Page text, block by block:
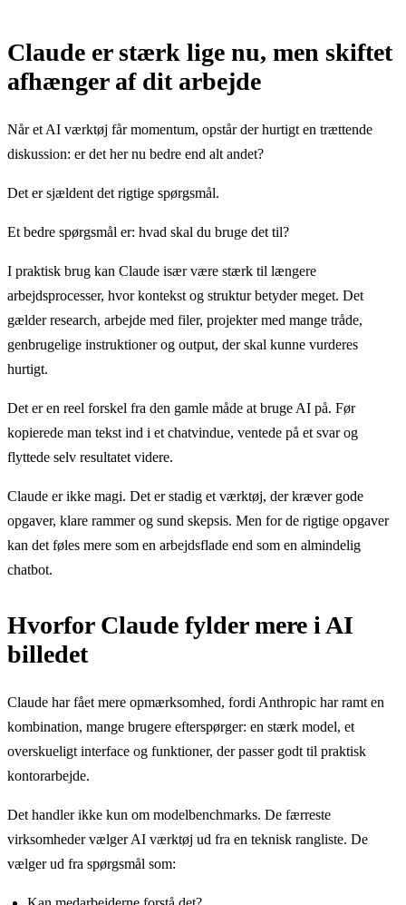
Claude er stærk lige nu, men skiftet
afhænger af dit arbejde
Når et AI værktøj får momentum, opstår der hurtigt en trættende
diskussion: er det her nu bedre end alt andet?
Det er sjældent det rigtige spørgsmål.
Et bedre spørgsmål er: hvad skal du bruge det til?
I praktisk brug kan Claude især være stærk til længere
arbejdsprocesser, hvor kontekst og struktur betyder meget. Det
gælder research, arbejde med filer, projekter med mange tråde,
genbrugelige instruktioner og output, der skal kunne vurderes
hurtigt.
Det er en reel forskel fra den gamle måde at bruge AI på. Før
kopierede man tekst ind i et chatvindue, ventede på et svar og
flyttede selv resultatet videre.
Claude er ikke magi. Det er stadig et værktøj, der kræver gode
opgaver, klare rammer og sund skepsis. Men for de rigtige opgaver
kan det føles mere som en arbejdsflade end som en almindelig
chatbot.
Hvorfor Claude fylder mere i AI
billedet
Claude har fået mere opmærksomhed, fordi Anthropic har ramt en
kombination, mange brugere efterspørger: en stærk model, et
overskueligt interface og funktioner, der passer godt til praktisk
kontorarbejde.
Det handler ikke kun om modelbenchmarks. De færreste
virksomheder vælger AI værktøj ud fra en teknisk rangliste. De
vælger ud fra spørgsmål som: